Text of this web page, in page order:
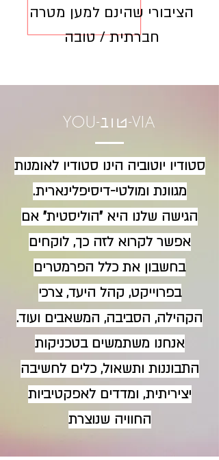
הציבורי שהינם למען מטרה
חברתית / טובה
YOU-טוב-VIA
סטודיו יוטוביה הינו סטודיו לאומנות
מגוונת ומולטי-דיסיפלינארית.
הגישה שלנו היא "הוליסטית" אם
אפשר לקרוא לזה כך, לוקחים
בחשבון את כלל הפרמטרים
בפרוייקט, קהל היעד, צרכי
הקהילה, הסביבה, המשאבים ועוד.
אנחנו משתמשים בטכניקות
התבוננות ותשאול, כלים לחשיבה
יציריתית, ומדדים לאפקטיביות
החוויה שנוצרת